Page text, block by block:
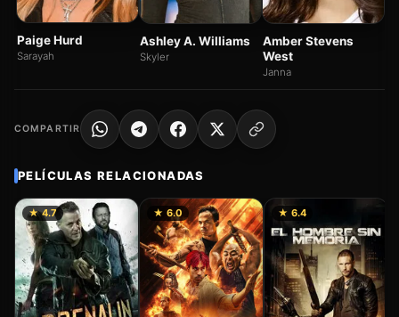
Paige Hurd
Sarayah
Ashley A. Williams
Skyler
Amber Stevens
West
Janna
COMPARTIR
PELÍCULAS RELACIONADAS
★ 4.7 ★ 6.0 ★ 6.4